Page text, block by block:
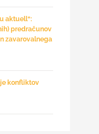
aktuell“:
predračunov
zavarovalnega
konfliktov